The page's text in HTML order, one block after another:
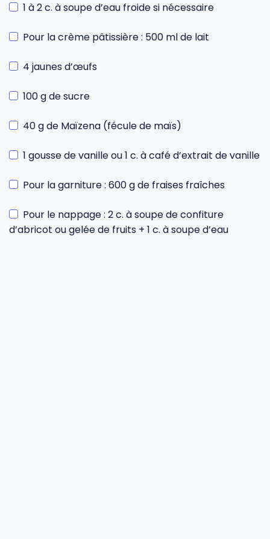
1 à 2 c. à soupe d’eau froide si nécessaire
Pour la crème pâtissière : 500 ml de lait
4 jaunes d’œufs
100 g de sucre
40 g de Maïzena (fécule de maïs)
1 gousse de vanille ou 1 c. à café d’extrait de vanille
Pour la garniture : 600 g de fraises fraîches
Pour le nappage : 2 c. à soupe de confiture
d’abricot ou gelée de fruits + 1 c. à soupe d’eau